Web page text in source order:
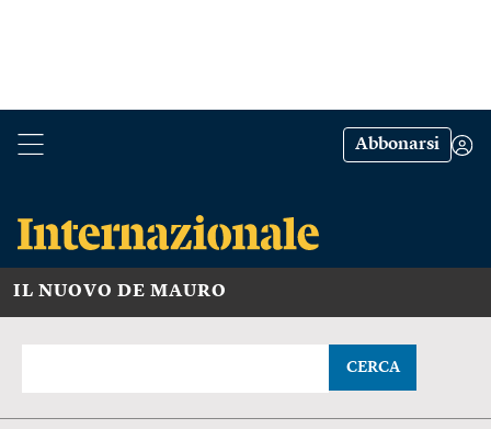
Abbonarsi
IL NUOVO DE MAURO
CERCA